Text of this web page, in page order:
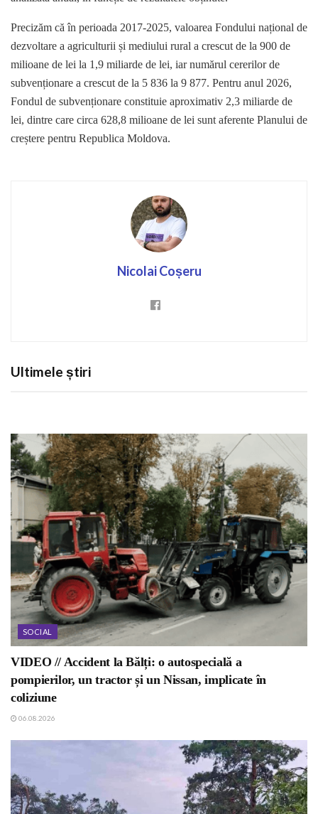
Precizăm că în perioada 2017-2025, valoarea Fondului național de
dezvoltare a agriculturii și mediului rural a crescut de la 900 de
milioane de lei la 1,9 miliarde de lei, iar numărul cererilor de
subvenționare a crescut de la 5 836 la 9 877. Pentru anul 2026,
Fondul de subvenționare constituie aproximativ 2,3 miliarde de
lei, dintre care circa 628,8 milioane de lei sunt aferente Planului de
creștere pentru Republica Moldova.
Nicolai Coșeru
Ultimele știri
SOCIAL
VIDEO // Accident la Bălți: o autospecială a
pompierilor, un tractor și un Nissan, implicate în
coliziune
06.08.2026